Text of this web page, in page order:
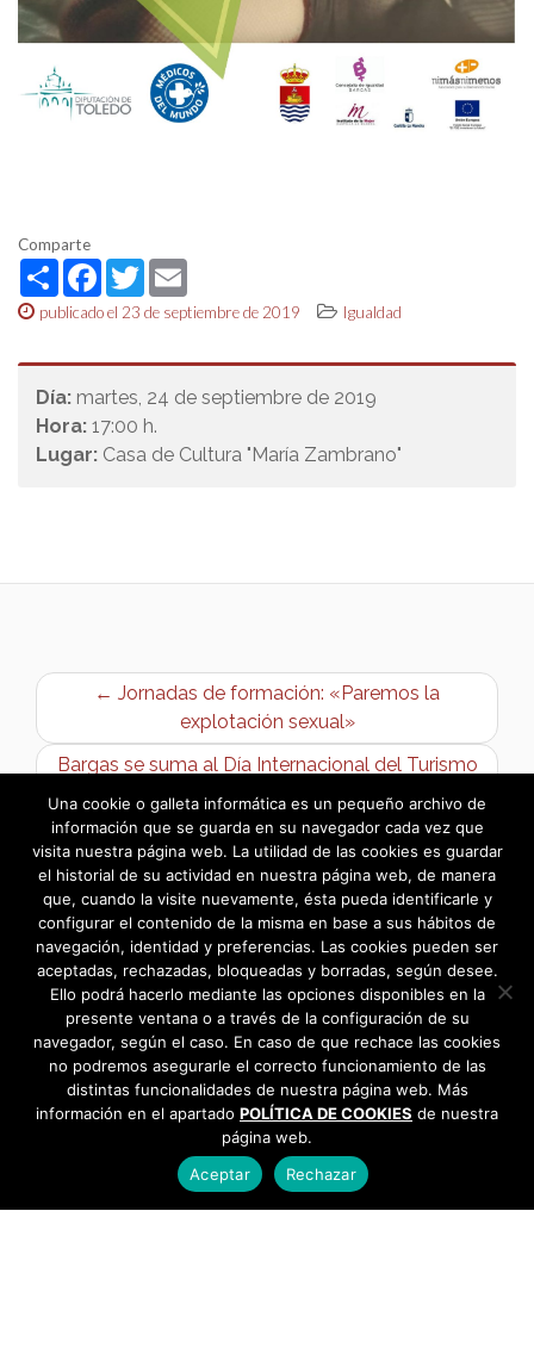
Comparte
ShareFacebook
Twitter
publicado el 23 de septiembre de 2019 Igualdad
Día: martes, 24 de septiembre de 2019
Hora: 17:00 h.
Lugar: Casa de Cultura "María Zambrano"
← Jornadas de formación: «Paremos la
explotación sexual»
Bargas se suma al Día Internacional del Turismo
→
Una cookie o galleta informática es un pequeño archivo de
información que se guarda en su navegador cada vez que
visita nuestra página web. La utilidad de las cookies es guardar
el historial de su actividad en nuestra página web, de manera
que, cuando la visite nuevamente, ésta pueda identificarle y
configurar el contenido de la misma en base a sus hábitos de
navegación, identidad y preferencias. Las cookies pueden ser
aceptadas, rechazadas, bloqueadas y borradas, según desee.
Ello podrá hacerlo mediante las opciones disponibles en la
presente ventana o a través de la configuración de su
navegador, según el caso. En caso de que rechace las cookies
no podremos asegurarle el correcto funcionamiento de las
distintas funcionalidades de nuestra página web. Más
información en el apartado POLÍTICA DE COOKIES de nuestra
página web.
Aceptar
Rechazar